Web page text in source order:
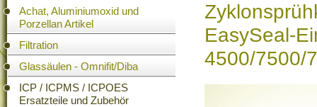
Achat, Aluminiumoxid und
Porzellan Artikel
Filtration
Glassäulen - Omnifit/Diba
ICP / ICPMS / ICPOES
Ersatzteile und Zubehör
EasySeal-
4500/7500/